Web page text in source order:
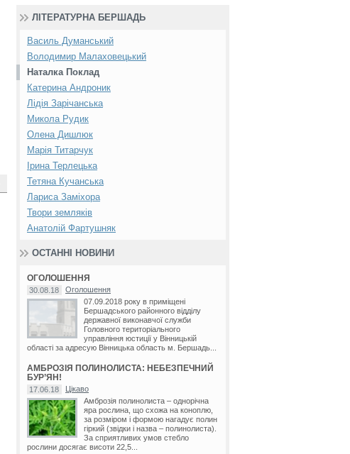
ЛІТЕРАТУРНА БЕРШАДЬ
Василь Думанський
Володимир Малаховецький
Наталка Поклад
Катерина Андроник
Лідія Зарічанська
Микола Рудик
Олена Дишлюк
Марія Титарчук
Ірина Терлецька
Тетяна Кучанська
Лариса Заміхора
Твори земляків
Анатолій Фартушняк
ОСТАННІ НОВИНИ
ОГОЛОШЕННЯ
30.08.18
Оголошення
07.09.2018 року в приміщені
Бершадського районного відділу
державної виконавчої служби
Головного територіального
управління юстиції у Вінницькій
області за адресую Вінницька область м. Бершадь...
АМБРОЗІЯ ПОЛИНОЛИСТА: НЕБЕЗПЕЧНИЙ
БУР’ЯН!
17.06.18
Цікаво
Амброзія полинолиста – однорічна
яра рослина, що схожа на коноплю,
за розміром і формою нагадує полин
гіркий (звідки і назва – полинолиста).
За сприятливих умов стебло
рослини досягає висоти 22,5...